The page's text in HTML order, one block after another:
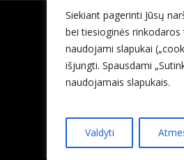
Siekiant pagerinti Jūsų
bei tiesioginės
naudojami slapukai
išjungti. Spausdami
naudojamais slapukais.
Valdyti